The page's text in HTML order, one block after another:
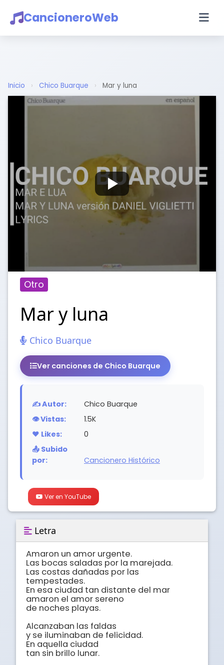
CancioneroWeb
Inicio › Chico Buarque › Mar y luna
Otro
Mar y luna
Chico Buarque
Ver canciones de Chico Buarque
✍️ Autor:
Chico Buarque
👁️ Vistas:
1.5K
❤️ Likes:
0
📤 Subido
por:
Cancionero Histórico
Ver en YouTube
Letra
Amaron un amor urgente.
Las bocas saladas por la marejada.
Las costas dañadas por las
tempestades.
En esa ciudad tan distante del mar
amaron el amor sereno
de noches playas.
Alcanzaban las faldas
y se iluminaban de felicidad.
En aquella ciudad
tan sin brillo lunar.